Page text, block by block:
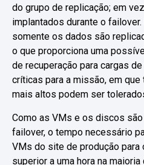
do grupo de replicação; em
implantados durante o
somente os dados são
o que proporciona uma
de recuperação para cargas
críticas para a missão, em
mais altos podem ser
Como as VMs e os discos
failover, o tempo necessário
VMs do site de produção para
superior a uma hora na